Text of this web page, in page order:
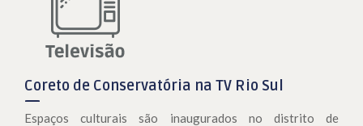
Coreto de Conservatória na TV Rio Sul
Espaços culturais são inaugurados no distrito de